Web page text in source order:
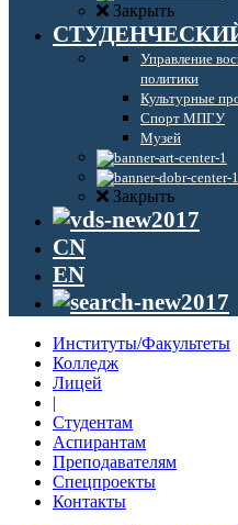
Закрыть
Управление
политики
Культурные
Спорт МПГУ
Музей
Закрыть
CN
EN
Институты/Факультеты
Колледж
Лицей
|
Студентам
Аспирантам
Преподавателям
Спецпроекты
Контакты